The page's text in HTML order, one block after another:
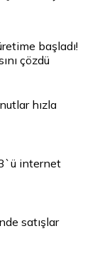
başladı!
çözdü
hızla
internet
satışlar